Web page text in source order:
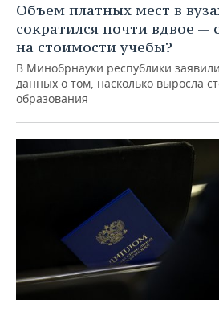
Объем платных мест в
сократился почти вдвое —
на стоимости учебы?
В Минобрнауки республики
данных о том, насколько выросла
образования